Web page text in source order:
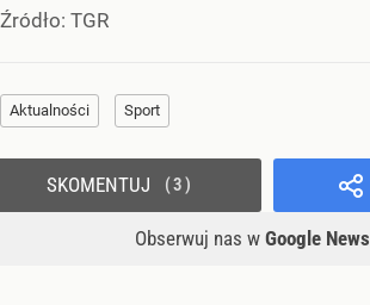
Źródło: TGR
Aktualności Sport
Obserwuj nas w Google News
SKOMENTUJ 3